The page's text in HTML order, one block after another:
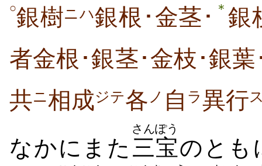
○銀樹ニハ銀根･金茎･ ＊ 銀
者金根･銀茎･金枝･銀
共ニ相成ジテ各 ノ 自 ラ異行
なかにまた 三宝
さんぽう
のとも